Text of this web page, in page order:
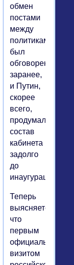
обмен
постами
между
политиками
был
обговорен
заранее,
и Путин,
скорее
всего,
продумал
состав
кабинета
задолго
до
инаугурации.
Теперь
выясняется,
что
первым
официальным
визитом